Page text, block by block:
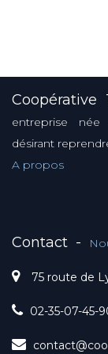
Coopérative
entreprise
désirant
A propos
Contact -
75 route de
02-35-07-45-